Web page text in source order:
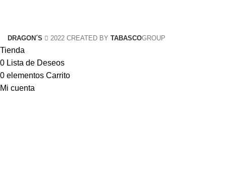
DRAGON´S 2022 CREATED BY TABASCOGROUP
Tienda
0 Lista de Deseos
0 elementos Carrito
Mi cuenta